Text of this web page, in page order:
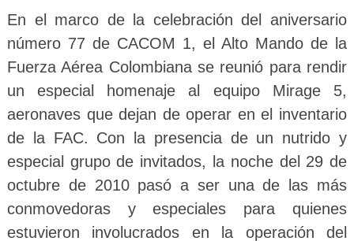
En el marco de la celebración del aniversario
número 77 de CACOM 1, el Alto Mando de la
Fuerza Aérea Colombiana se reunió para rendir
un especial homenaje al equipo Mirage 5,
aeronaves que dejan de operar en el inventario
de la FAC. Con la presencia de un nutrido y
especial grupo de invitados, la noche del 29 de
octubre de 2010 pasó a ser una de las más
conmovedoras y especiales para quienes
estuvieron involucrados en la operación del